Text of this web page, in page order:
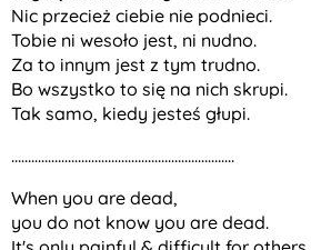
Nic przecież ciebie nie podnieci.
Tobie ni wesoło jest, ni nudno.
Za to innym jest z tym trudno.
Bo wszystko to się na nich skrupi.
Tak samo, kiedy jesteś głupi.
...................................................................
When you are dead,
you do not know you are dead.